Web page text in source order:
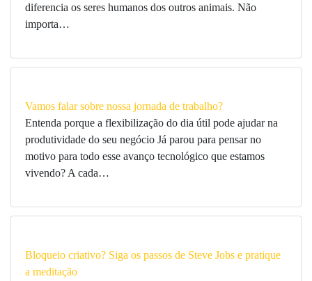
diferencia os seres humanos dos outros animais. Não
importa…
Vamos falar sobre nossa jornada de trabalho?
Entenda porque a flexibilização do dia útil pode ajudar na
produtividade do seu negócio Já parou para pensar no
motivo para todo esse avanço tecnológico que estamos
vivendo? A cada…
Bloqueio criativo? Siga os passos de Steve Jobs e pratique
a meditação